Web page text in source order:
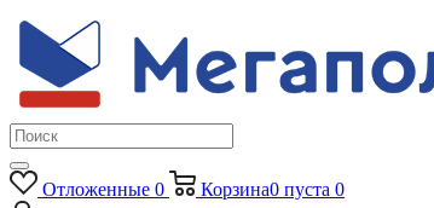
Отложенные 0 Корзина0 пуста 0